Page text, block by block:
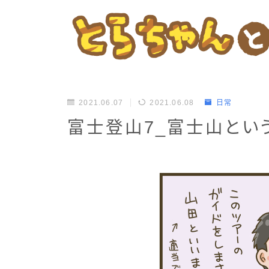
2021.06.07 2021.06.08 日常
富士登山7_富士山とい